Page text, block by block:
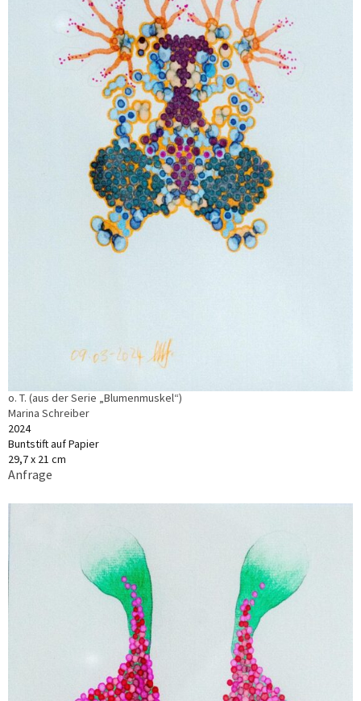
o. T. (aus der Serie „Blumenmuskel“)
Marina Schreiber
2024
Buntstift auf Papier
29,7 x 21 cm
Anfrage